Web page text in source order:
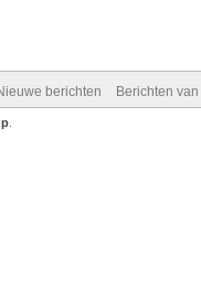
berichten Berichten